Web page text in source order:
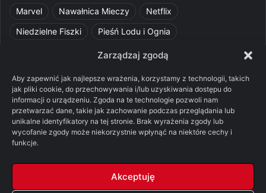
Zarządzaj zgodą
Aby zapewnić jak najlepsze wrażenia, korzystamy z technologii, takich
jak pliki cookie, do przechowywania i/lub uzyskiwania dostępu do
informacji o urządzeniu. Zgoda na te technologie pozwoli nam
przetwarzać dane, takie jak zachowanie podczas przeglądania lub
unikalne identyfikatory na tej stronie. Brak wyrażenia zgody lub
wycofanie zgody może niekorzystnie wpłynąć na niektóre cechy i
funkcje.
Akceptuję
Marvel
Nawałnica Mieczy
Netflix
Niedzielne Fiszki
Pieśń Lodu i Ognia
Pquelim
Pytania do maesterów
recenzja książki
Ród Smoka Silmarillion
SithFrog
Starcie Królów
Star Wars
Szalone Teorie
Tolkienowskie Q&A
Voo
Wieści z Cytadeli